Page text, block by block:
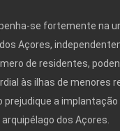
se fortemente na
Açores,
de residentes,
às ilhas de menores
prejudique a implantação
dos Açores.